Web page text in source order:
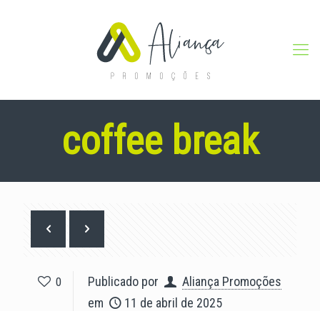
coffee break
0 Publicado por
Aliança Promoções
em
11 de abril de 2025